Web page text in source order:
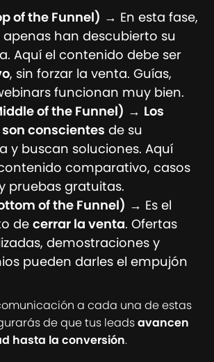
of the Funnel) → En esta fase,
apenas han descubierto su
Aquí el contenido debe ser
, sin forzar la venta. Guías,
funcionan muy bien.
of the Funnel) → Los
conscientes de su
y buscan soluciones. Aquí
comparativo, casos
pruebas gratuitas.
of the Funnel) → Es el
decerrar la venta. Ofertas
demostraciones y
pueden darles el empujón
a cada una de estas
de que tus leadsavancen
hasta la conversión.